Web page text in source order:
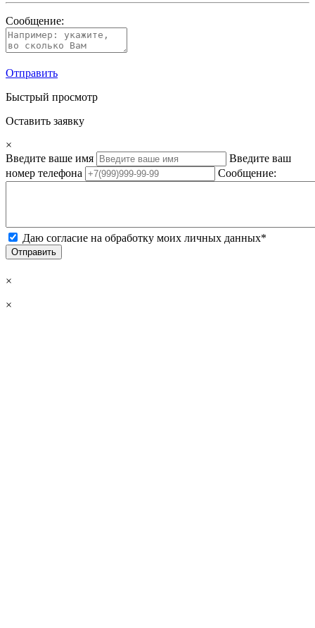
Сообщение:
Отправить
Быстрый просмотр
Оставить заявку
×
Введите ваше имя
Введите ваш
номер телефона
Сообщение:
Даю согласие на обработку моих личных данных*
Отправить
×
×